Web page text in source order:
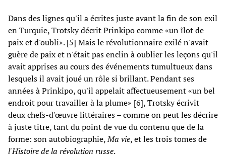
Dans des lignes qu'il a écrites juste avant la fin de son exil
en Turquie, Trotsky décrit Prinkipo comme «un îlot de
paix et d'oubli». [5] Mais le révolutionnaire exilé n'avait
guère de paix et n'était pas enclin à oublier les leçons qu'il
avait apprises au cours des événements tumultueux dans
lesquels il avait joué un rôle si brillant. Pendant ses
années à Prinkipo, qu'il appelait affectueusement «un bel
endroit pour travailler à la plume» [6], Trotsky écrivit
deux chefs-d'œuvre littéraires – comme on peut les décrire
à juste titre, tant du point de vue du contenu que de la
forme: son autobiographie,Ma vie, et les trois tomes de
l'Histoire de la révolution russe.